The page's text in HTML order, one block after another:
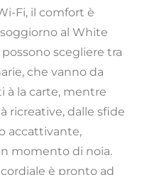
Fi, il comfort è
al White
scegliere tra
che vanno da
à la carte, mentre
ricreative, dalle sfide
accattivante,
momento di noia.
è pronto ad